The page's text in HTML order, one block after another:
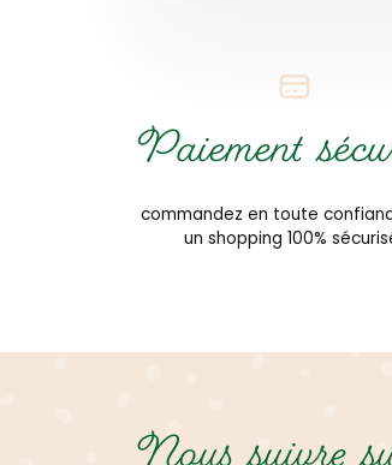
Paiement
commandez en toute
un shopping 100%